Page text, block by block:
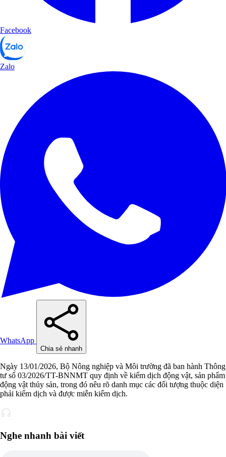
Facebook
Zalo
WhatsApp
Chia sẻ nhanh
Ngày 13/01/2026, Bộ Nông nghiệp và Môi trường đã ban hành Thông
tư số 03/2026/TT-BNNMT quy định về kiểm dịch động vật, sản phẩm
động vật thủy sản, trong đó nêu rõ danh mục các đối tượng thuộc diện
phải kiểm dịch và được miễn kiểm dịch.
Nghe nhanh bài viết